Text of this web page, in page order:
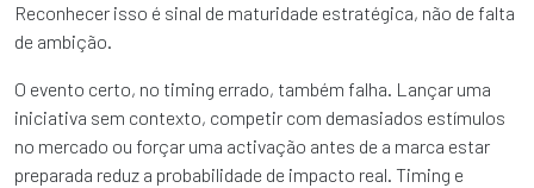
Reconhecer isso é sinal de maturidade estratégica, não de falta
de ambição.
O evento certo, no timing errado, também falha. Lançar uma
iniciativa sem contexto, competir com demasiados estímulos
no mercado ou forçar uma activação antes de a marca estar
preparada reduz a probabilidade de impacto real. Timing e